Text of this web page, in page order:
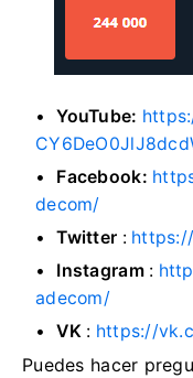
YouTube:
Facebook:
decom/
Twitter :
Instagram:
adecom/
VK: https://
Puedes hacer